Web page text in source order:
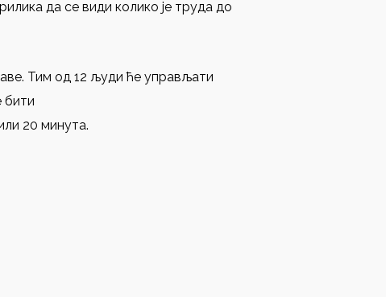
да се види колико је труда до
Тим од 12 људи ће управљати
бити
20 минута.